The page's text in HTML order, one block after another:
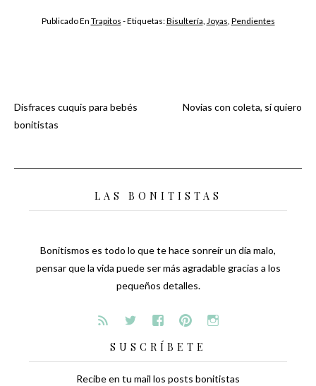
Publicado En Trapitos - Etiquetas:Bisultería, Joyas, Pendientes
Navegación
entradas
Disfraces cuquis para bebés
bonitistas
Novias con coleta, sí quiero
LAS BONITISTAS
Bonitismos es todo lo que te hace sonreír un día malo,
pensar que la vida puede ser más agradable gracias a los
pequeños detalles.
SUSCRÍBETE
Recibe en tu mail los posts bonitistas